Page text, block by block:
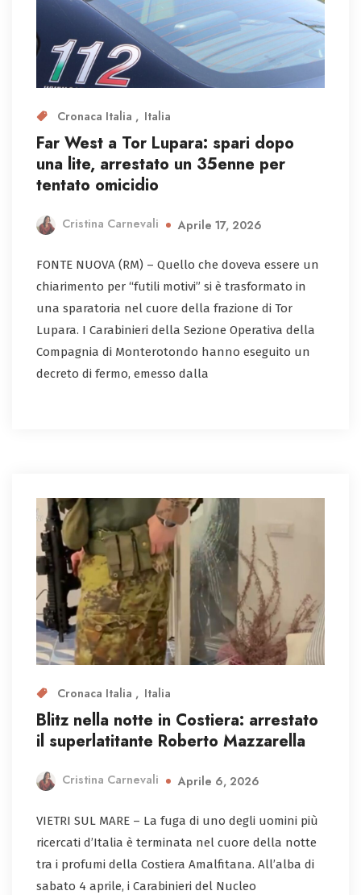
Cronaca Italia Italia
Far West a Tor Lupara: spari dopo
una lite, arrestato un 35enne per
tentato omicidio
Cristina Carnevali Aprile 17, 2026
FONTE NUOVA (RM) – Quello che doveva essere un
chiarimento per “futili motivi” si è trasformato in
una sparatoria nel cuore della frazione di Tor
Lupara. I Carabinieri della Sezione Operativa della
Compagnia di Monterotondo hanno eseguito un
decreto di fermo, emesso dalla
Cronaca Italia Italia
Blitz nella notte in Costiera: arrestato
il superlatitante Roberto Mazzarella
Cristina Carnevali Aprile 6, 2026
VIETRI SUL MARE – La fuga di uno degli uomini più
ricercati d’Italia è terminata nel cuore della notte
tra i profumi della Costiera Amalfitana. All’alba di
sabato 4 aprile, i Carabinieri del Nucleo